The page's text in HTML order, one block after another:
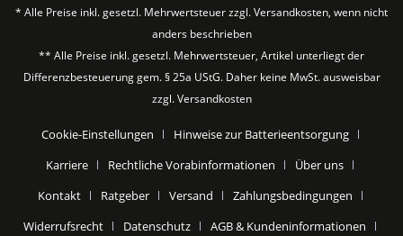
* Alle Preise inkl. gesetzl. Mehrwertsteuer zzgl.Versandkosten, wenn nicht
anders beschrieben
** Alle Preise inkl. gesetzl. Mehrwertsteuer, Artikel unterliegt der
Differenzbesteuerung gem. § 25a UStG. Daher keine MwSt. ausweisbar
zzgl.Versandkosten
Cookie-Einstellungen
Hinweise zur Batterieentsorgung
Karriere
Rechtliche Vorabinformationen
Über uns
Kontakt
Ratgeber Versand
Zahlungsbedingungen
Widerrufsrecht
Datenschutz
AGB & Kundeninformationen